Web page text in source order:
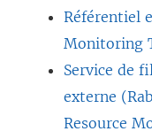
Référentiel
Monitoring
Service de
externe
Resource